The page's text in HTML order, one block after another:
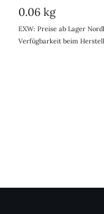
0.06 kg
EXW: Preise ab Lager
Verfügbarkeit beim